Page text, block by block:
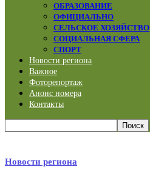
ОБРАЗОВАНИЕ
ОФИЦИАЛЬНО
СЕЛЬСКОЕ ХОЗЯЙСТВО
СОЦИАЛЬНАЯ СФЕРА
СПОРТ
Новости региона
Важное
Фоторепортаж
Анонс номера
Контакты
Новости региона